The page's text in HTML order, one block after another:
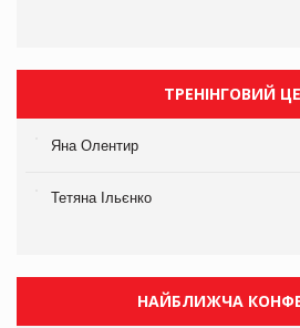
ТРЕНІНГОВИЙ
Яна Олентир
Тетяна Ільєнко
НАЙБЛИЖЧА